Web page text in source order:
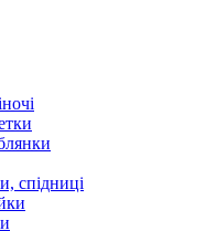
спідниці